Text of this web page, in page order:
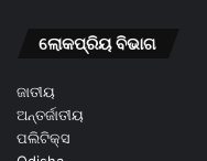
ଲୋକପ୍ରିୟ ବିଭାଗ
ଜାତୀୟ
ଅନ୍ତର୍ଜାତୀୟ
ପଲିଟିକ୍ସ